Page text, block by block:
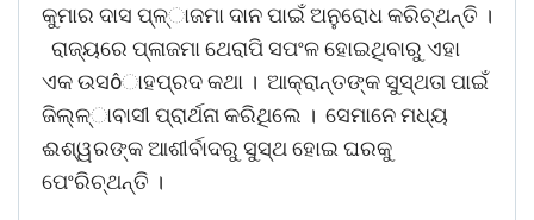
କୁମାର ଦାସ ପ୍ଳ୍ାଜମା ଦାନ ପାଇଁ ଅନୁରୋଧ କରିଚ୍ଥନ୍ତି ।
ରାଜ୍ୟରେ ପ୍ଳାଜମା ଥେରାପି ସପଂଳ ହୋଇଥିବାରୁ ଏହା
ଏକ ଉସôାହପ୍ରଦ କଥା । ଆକ୍ରାନ୍ତଙ୍କ ସୁସ୍ଥତା ପାଇଁ
ଜିଲ୍ଳ୍ାବାସୀ ପ୍ରାର୍ଥନା କରିଥିଲେ । ସେମାନେ ମଧ୍ୟ
ଈଶ୍ୱରଙ୍କ ଆଶୀର୍ବାଦରୁ ସୁସ୍ଥ ହୋଇ ଘରକୁ
ପେଂରିଚ୍ଥନ୍ତି ।